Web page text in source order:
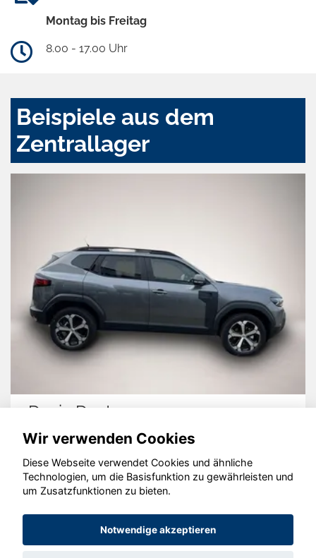
Montag bis Freitag
8.00 - 17.00 Uhr
Beispiele aus dem
Zentrallager
Dacia Duster
© konjunkturmotor.de GmbH 2020 - 2026
Wir verwenden Cookies
Diese Webseite verwendet Cookies und ähnliche
Technologien, um die Basisfunktion zu gewährleisten und
um Zusatzfunktionen zu bieten.
Notwendige akzeptieren